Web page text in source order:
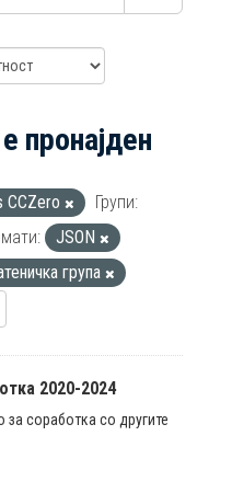
пронајден
CCZero
Групи:
JSON
група
2020-2024
за соработка со другите